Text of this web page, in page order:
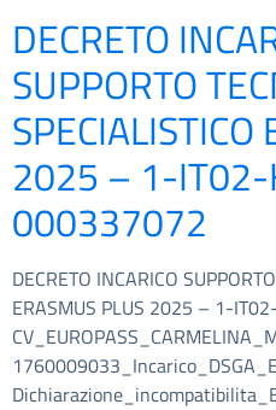
DECRETO
SUPPORTO
2025 – 1-IT02-
000337072
DECRETO INCARICO
ERASMUS PLUS 2025 – 1-